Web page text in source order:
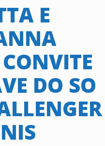
E
DO SO